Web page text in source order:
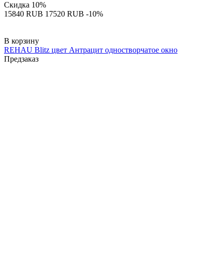
Скидка 10%
‍15840‍ RUB ‍17520‍ RUB -10%
В корзину
REHAU Blitz цвет Антрацит одностворчатое окно
Предзаказ